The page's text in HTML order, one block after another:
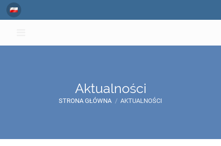
Aktualności
STRONA GŁÓWNA / AKTUALNOŚCI